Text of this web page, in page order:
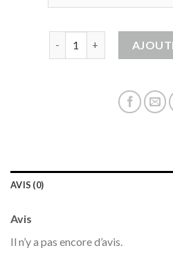
AVIS (0)
Avis
Il n’y a pas encore d’avis.